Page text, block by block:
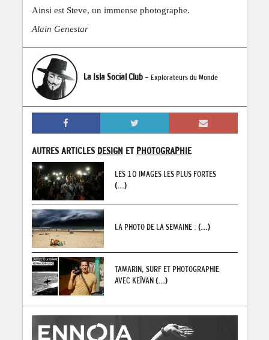
Ainsi est Steve, un immense photographe.
Alain Genestar
La Isla Social Club - Explorateurs du Monde
AUTRES ARTICLES DESIGN ET PHOTOGRAPHIE
LES 10 IMAGES LES PLUS FORTES
(...)
LA PHOTO DE LA SEMAINE : (...)
TAMARIN, SURF ET PHOTOGRAPHIE
AVEC KEÏVAN(...)